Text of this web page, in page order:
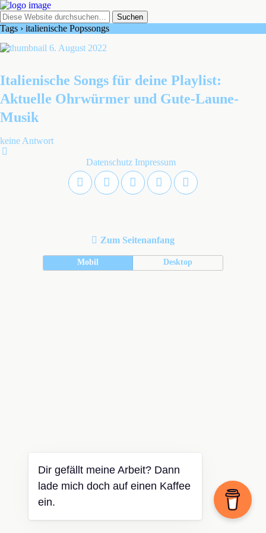
Tags › italienische Popssongs
6. August 2022
Italienische Songs für deine Playlist:
Aktuelle Ohrwürmer und Gute-Laune-
Musik
keine Antwort
Datenschutz Impressum
Zum Seitenanfang
Mobil Desktop
Dir gefällt meine Arbeit? Dann
lade mich doch auf einen Kaffee
ein.